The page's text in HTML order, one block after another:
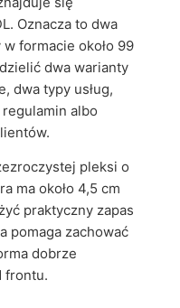
Oznacza to dwa
formacie około 99
dwa warianty
dwa typy usług,
albo
pleksi o
ma około 4,5 cm
praktyczny zapas
pomaga zachować
dobrze
frontu.